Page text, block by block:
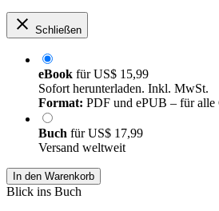
Schließen
eBook fürUS$ 15,99
Sofort herunterladen. Inkl. MwSt.
Format: PDF und ePUB – für alle
Buch fürUS$ 17,99
Versand weltweit
In den Warenkorb
Blick ins Buch